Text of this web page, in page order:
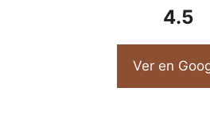
4.5
Ver en